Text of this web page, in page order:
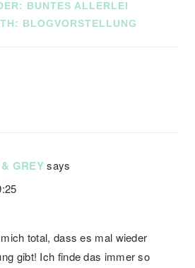
BUNTES ALLERLEI
BLOGVORSTELLUNG
GREY says
total, dass es mal wieder
gibt! Ich finde das immer so